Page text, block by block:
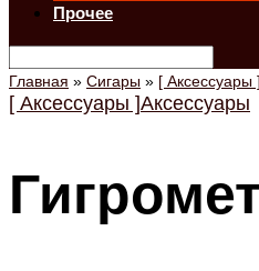
Прочее
Главная » Сигары » [ Аксессуары ]
[ Аксессуары ]Аксессуары